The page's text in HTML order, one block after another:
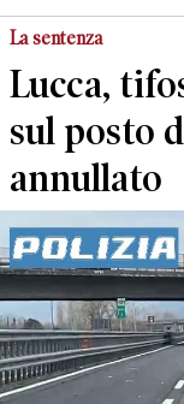
La sentenza
Lucca,
sul posto
annullato